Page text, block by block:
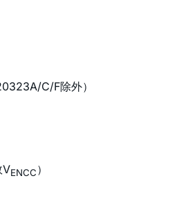
C/F除外）
VENCC）